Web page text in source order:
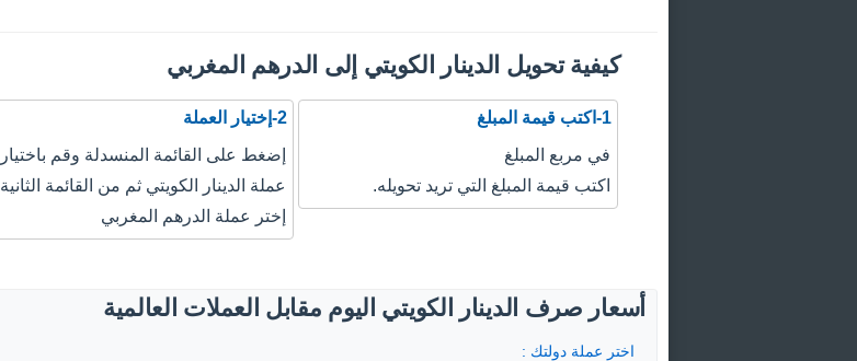
كيفية تحويل الدينار الكويتي إلى الدرهم المغربي
1-اكتب قيمة المبلغ
في مربع المبلغ
اكتب قيمة المبلغ التي تريد تحويله.
2-إختيار العملة
إضغط على القائمة المنسدلة وقم باختيار
عملة الدينار الكويتي ثم من القائمة الثانية
إختر عملة الدرهم المغربي
أسعار صرف الدينار الكويتي اليوم مقابل العملات العالمية
اختر عملة دولتك :